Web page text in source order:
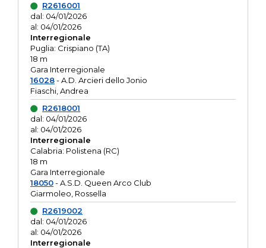
R2616001
dal: 04/01/2026
al: 04/01/2026
Interregionale
Puglia: Crispiano (TA)
18 m
Gara Interregionale
16028- A.D. Arcieri dello Jonio
Fiaschi, Andrea
R2618001
dal: 04/01/2026
al: 04/01/2026
Interregionale
Calabria: Polistena (RC)
18 m
Gara Interregionale
18050- A.S.D. Queen Arco Club
Giarmoleo, Rossella
R2619002
dal: 04/01/2026
al: 04/01/2026
Interregionale